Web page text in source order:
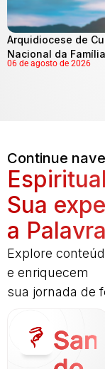
Arquidiocese de
Nacional da
06 de agosto de 2026
Continue
Sua
a
Explore
e enriquecem
sua jornada de